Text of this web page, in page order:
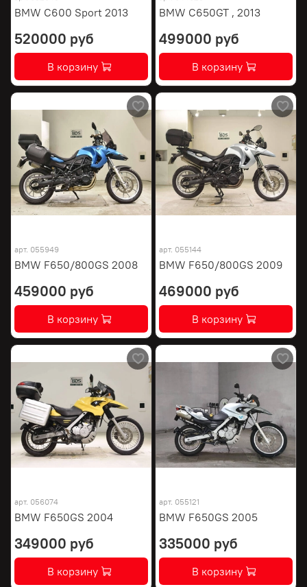
BMW C600 Sport 2013
520000 руб
В корзину
BMW C650GT , 2013
499000 руб
В корзину
арт. 055949
BMW F650/800GS 2008
459000 руб
В корзину
арт. 055144
BMW F650/800GS 2009
469000 руб
В корзину
арт. 056074
BMW F650GS 2004
349000 руб
В корзину
арт. 055121
BMW F650GS 2005
335000 руб
В корзину